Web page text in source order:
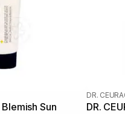
Sun
DR.
DR.